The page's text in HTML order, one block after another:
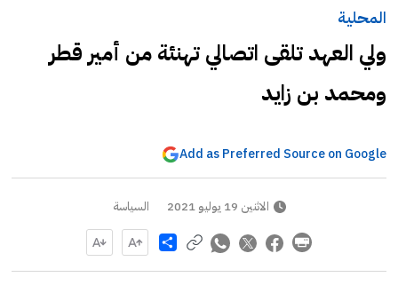
المحلية
ولي العهد تلقى اتصالي تهنئة من أمير قطر
ومحمد بن زايد
Add as Preferred Source on Google
الاثنين 19 يوليو 2021 السياسة
Share